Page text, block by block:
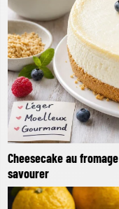
Cheesecake au
savourer